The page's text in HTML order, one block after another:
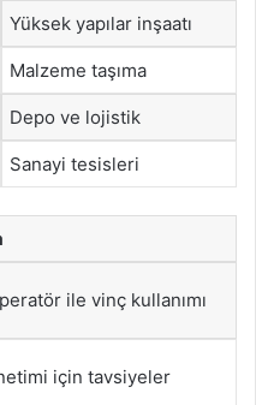
Yüksek yapılar inşaatı
Malzeme taşıma
Depo ve lojistik
Sanayi tesisleri
ile vinç kullanımı
için tavsiyeler